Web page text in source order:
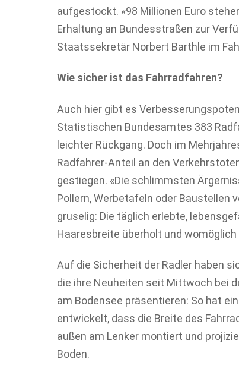
aufgestockt. «98 Millionen Euro
Erhaltung an Bundesstraßen zur
Staatssekretär Norbert Barthle im
Wie sicher ist das Fahrradfahren?
Auch hier gibt es
Statistischen Bundesamtes 383
leichter Rückgang. Doch im
Radfahrer-Anteil an den
gestiegen. «Die schlimmsten
Pollern, Werbetafeln oder Baustellen
gruselig: Die täglich erlebte,
Haaresbreite überholt und
Auf die Sicherheit der Radler haben
die ihre Neuheiten seit Mittwoch bei
am Bodensee präsentieren: So hat
entwickelt, dass die Breite des
außen am Lenker montiert und
Boden.